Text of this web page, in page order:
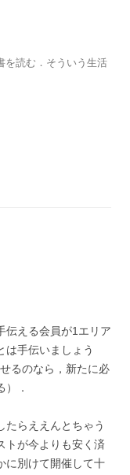
を読む．そういう生活
伝える会員が1エリア
は手伝いましょう
るのなら，新たに必
．
たらええんとちゃう
トが今よりも安く済
に別けて開催して十